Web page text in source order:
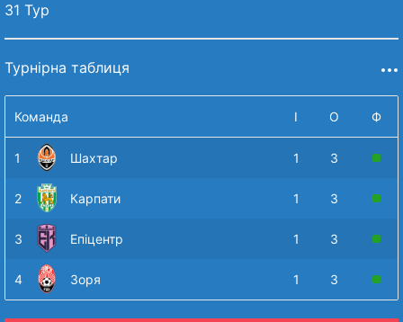
31 Тур
Турнірна таблиця
Команда І О Ф
1 Шахтар 1 3
2 Карпати 1 3
3 Епіцентр 1 3
4 Зоря 1 3